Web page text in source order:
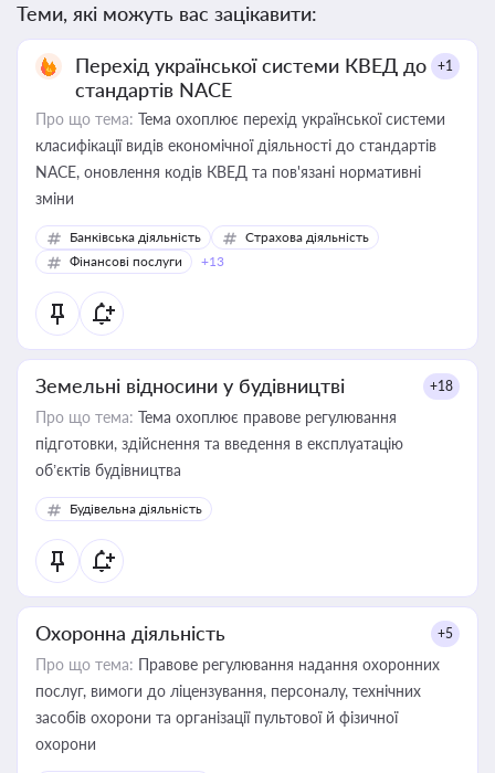
Теми, які можуть вас зацікавити:
Перехід української системи КВЕД до
стандартів NACE
+1
Про що тема: Тема охоплює перехід української системи
класифікації видів економічної діяльності до стандартів
NACE, оновлення кодів КВЕД та пов'язані нормативні
зміни
Банківська діяльність
Страхова діяльність
Фінансові послуги
+13
Земельні відносини у будівництві +18
Про що тема: Тема охоплює правове регулювання
підготовки, здійснення та введення в експлуатацію
об’єктів будівництва
Будівельна діяльність
Охоронна діяльність +5
Про що тема: Правове регулювання надання охоронних
послуг, вимоги до ліцензування, персоналу, технічних
засобів охорони та організації пультової й фізичної
охорони